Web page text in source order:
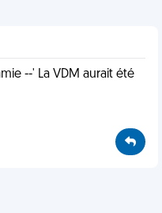
--' La VDM aurait été